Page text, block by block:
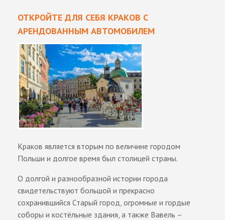
ОТКРОЙТЕ ДЛЯ СЕБЯ КРАКОВ С
АРЕНДОВАННЫМ АВТОМОБИЛЕМ
Краков является вторым по величине городом
Польши и долгое время был столицей страны.
О долгой и разнообразной истории города
свидетельствуют большой и прекрасно
сохранившийся Старый город, огромные и гордые
соборы и костёльные здания, а также Вавель –